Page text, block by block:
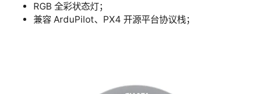
RGB 全彩状态灯；
兼容 ArduPilot、PX4 开源平台协议栈；